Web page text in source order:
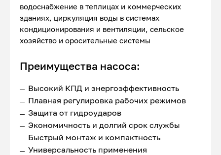
водоснабжение в теплицах и коммерческих
зданиях, циркуляция воды в системах
кондиционирования и вентиляции, сельское
хозяйство и оросительные системы
Преимущества насоса:
Высокий КПД и энергоэффективность
Плавная регулировка рабочих режимов
Защита от гидроударов
Экономичность и долгий срок службы
Быстрый монтаж и компактность
Универсальность применения